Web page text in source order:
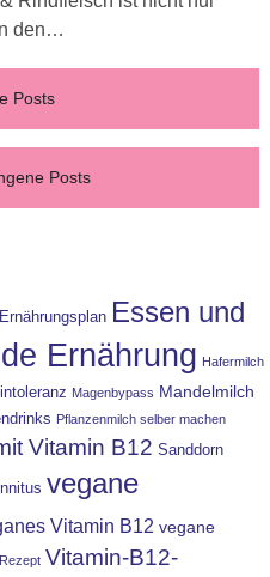
den…
Posts
Posts
Ernährungsplan Essen und
Ernährung Hafermilch
Magenbypass Mandelmilch
Pflanzenmilch selber machen
Vitamin B12 Sanddorn
vegane
Vitamin B12 vegane
Vitamin-B12-